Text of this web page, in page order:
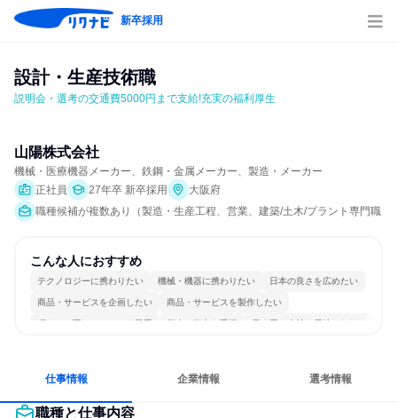
新卒採用
設計・生産技術職
説明会・選考の交通費5000円まで支給!充実の福利厚生
山陽株式会社
機械・医療機器メーカー、鉄鋼・金属メーカー、製造・メーカー
正社員
27年卒 新卒採用
大阪府
職種候補が複数あり（製造・生産工程、営業、建築/土木/プラント専門職）
こんな人におすすめ
テクノロジーに携わりたい 機械・機器に携わりたい 日本の良さを広めたい
商品・サービスを企画したい 商品・サービスを製作したい
穏やかで互いのペースを尊重 個人の能力を重視 長く同じ会社に居続けられる
仕事情報 企業情報 選考情報
職種と仕事内容